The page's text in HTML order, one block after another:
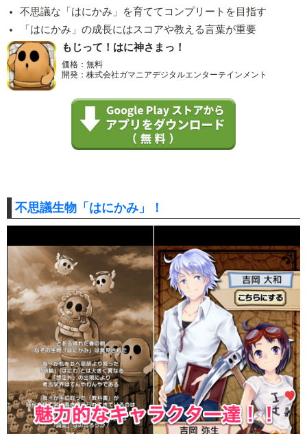
不思議な「はにかみ」を育ててコンプリートを目指す
「はにかみ」の成長にはスコアや教える言葉が重要
もじって！はに神さまっ！
価格：無料
開発：株式会社ガマニアデジタルエンターテインメント
不思議生物「はにかみ」！